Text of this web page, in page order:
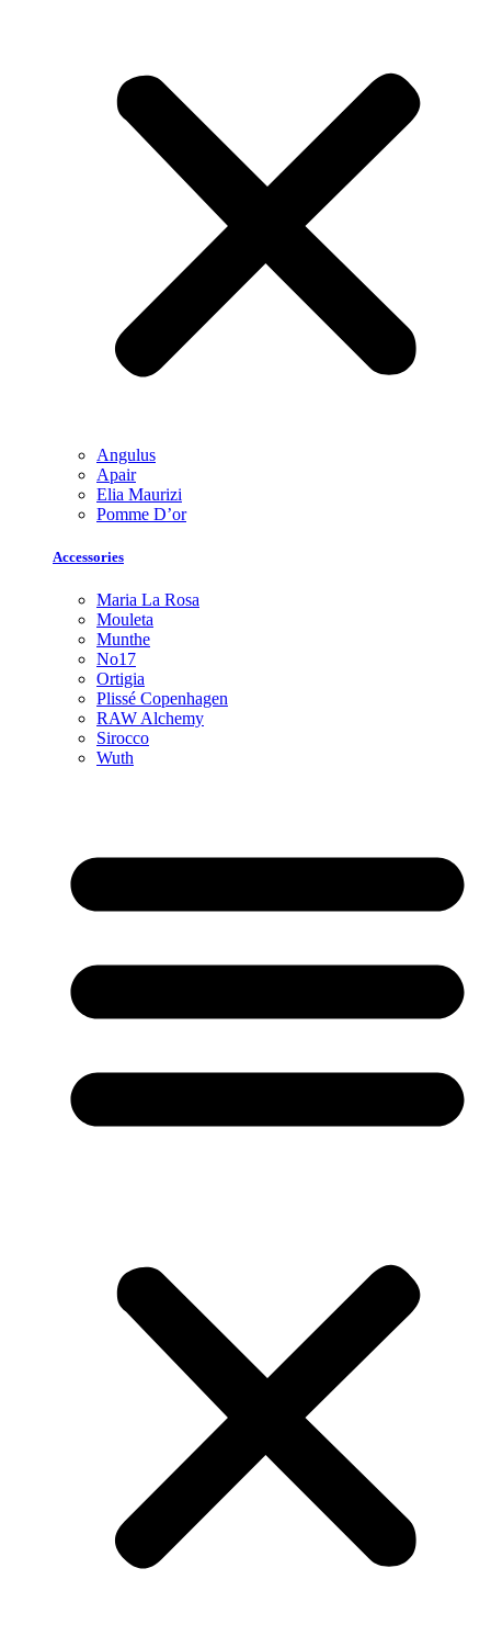
Angulus
Apair
Elia Maurizi
Pomme D’or
Accessories
Maria La Rosa
Mouleta
Munthe
No17
Ortigia
Plissé Copenhagen
RAW Alchemy
Sirocco
Wuth